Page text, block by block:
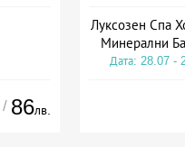
/ 86лв.
Луксозен Спа
Минерални
Дата: 28.07 -